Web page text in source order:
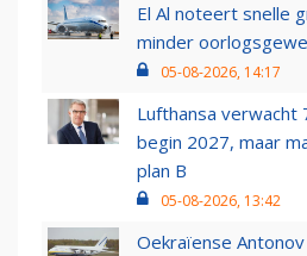
El Al noteert snelle
minder
05-08-2026, 14:17
Lufthansa verwacht
begin 2027, maar
plan B
05-08-2026, 13:42
Oekraïense